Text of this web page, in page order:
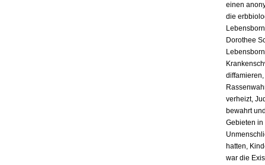
einen
die
Dorothee
verheizt,
bewahrt
Gebieten
hatten,
war die